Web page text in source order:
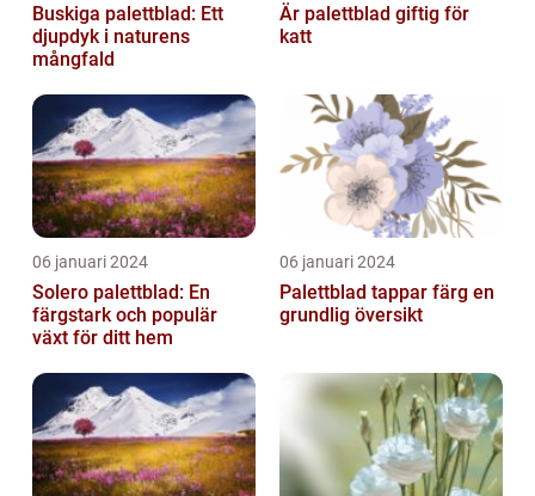
Buskiga palettblad: Ett
djupdyk i naturens
mångfald
Är palettblad giftig för
katt
06 januari 2024
Solero palettblad: En
färgstark och populär
växt för ditt hem
06 januari 2024
Palettblad tappar färg en
grundlig översikt